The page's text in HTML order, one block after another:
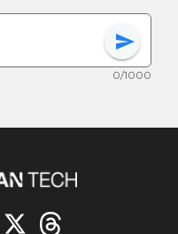
send
0/1000